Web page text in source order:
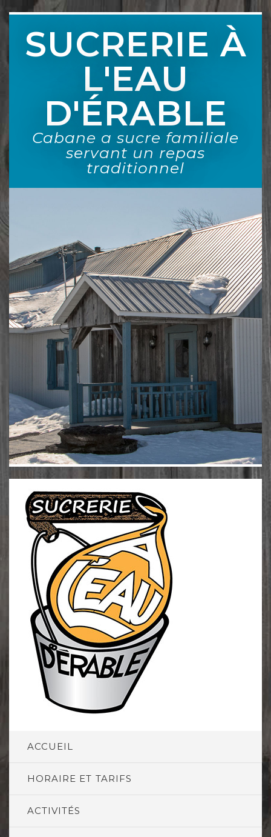
SUCRERIE À
L'EAU
D'ÉRABLE
Cabane a sucre familiale
servant un repas
traditionnel
ACCUEIL
HORAIRE ET TARIFS
ACTIVITÉS